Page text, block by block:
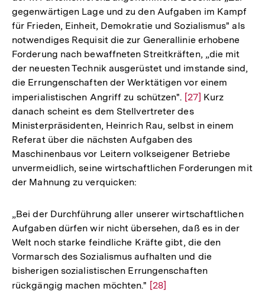
gegenwärtigen Lage und zu den Aufgaben im Kampf
für Frieden, Einheit, Demokratie und Sozialismus" als
notwendiges Requisit die zur Generallinie erhobene
Forderung nach bewaffneten Streitkräften, „die mit
der neuesten Technik ausgerüstet und imstande sind,
die Errungenschaften der Werktätigen vor einem
imperialistischen Angriff zu schützen". Zur
Auflösung
der
Fußnote
[27] Kurz
danach scheint es dem Stellvertreter des
Ministerpräsidenten, Heinrich Rau, selbst in einem
Referat über die nächsten Aufgaben des
Maschinenbaus vor Leitern volkseigener Betriebe
unvermeidlich, seine wirtschaftlichen Forderungen mit
der Mahnung zu verquicken:
„Bei der Durchführung aller unserer wirtschaftlichen
Aufgaben dürfen wir nicht übersehen, daß es in der
Welt noch starke feindliche Kräfte gibt, die den
Vormarsch des Sozialismus aufhalten und die
bisherigen sozialistischen Errungenschaften
rückgängig machen möchten." Zur
[28]